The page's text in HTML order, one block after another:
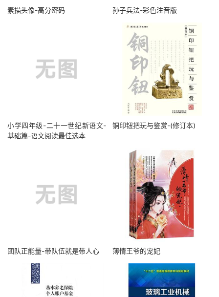
素描头像-高分密码 孙子兵法-彩色注音版
小学四年级-二十一世纪新语文-
基础篇-语文阅读最佳选本
铜印钮把玩与鉴赏-(修订本)
团队正能量-带队伍就是带人心 薄情王爷的宠妃